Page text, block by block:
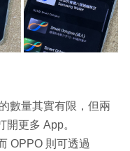
數量其實有限，但兩
更多 App。
OPPO 則可透過